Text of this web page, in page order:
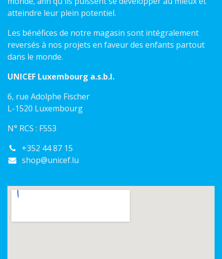
atteindre leur plein potentiel.
Les bénéfices de notre magasin sont intégralement
reversés à nos projets en faveur des enfants partout
dans le monde.
UNICEF Luxembourg a.s.b.l.
6, rue Adolphe Fischer
L-1520 Luxembourg
N° RCS : F553
+352 44 87 15
shop@unicef.lu